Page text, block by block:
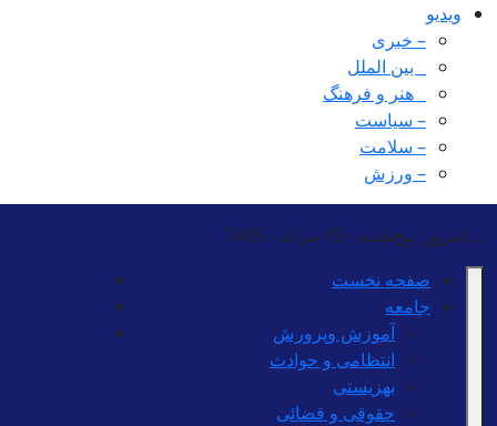
ویدیو
– خبری
_ بین الملل
_ هنر و فرهنگ
– سیاست
– سلامت
– ورزش
... امروز: پنج‌شنبه - 15 مرداد - 1405
صفحه نخست
جامعه
آموزش وپرورش
انتظامی و حوادث
بهزیستی
حقوقی و قضائی